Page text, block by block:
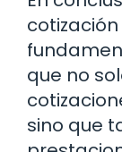
que no
sino que